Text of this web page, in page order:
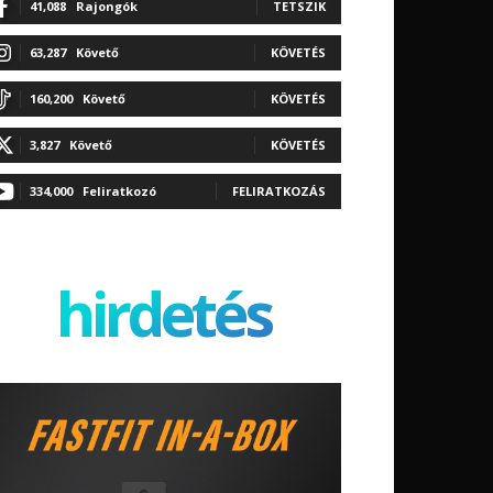
41,088 Rajongók TETSZIK
63,287 Követő KÖVETÉS
160,200 Követő KÖVETÉS
3,827 Követő KÖVETÉS
334,000 Feliratkozó FELIRATKOZÁS
hirdetés